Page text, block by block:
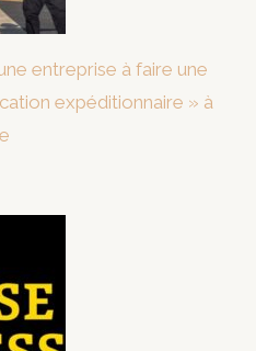
entreprise à faire une
expéditionnaire » à